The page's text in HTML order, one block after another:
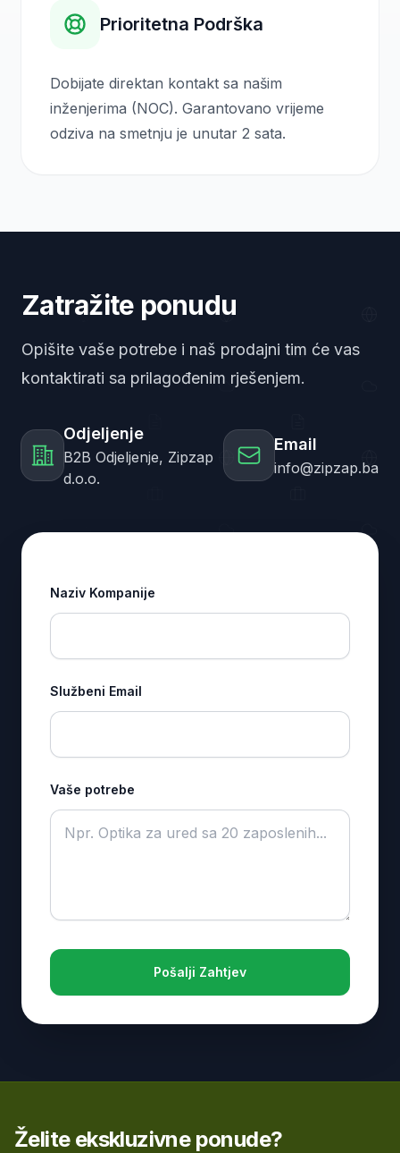
Prioritetna Podrška
Dobijate direktan kontakt sa našim
inženjerima (NOC). Garantovano vrijeme
odziva na smetnju je unutar 2 sata.
Zatražite ponudu
Opišite vaše potrebe i naš prodajni tim će vas
kontaktirati sa prilagođenim rješenjem.
Odjeljenje
B2B Odjeljenje, Zipzap
d.o.o.
Email
info@zipzap.ba
Naziv Kompanije
Službeni Email
Vaše potrebe
Pošalji Zahtjev
Želite ekskluzivne ponude?